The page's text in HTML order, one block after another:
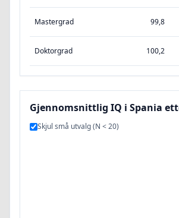
Mastergrad 99,8
Doktorgrad 100,2
Gjennomsnittlig IQ i Spania
Skjul små utvalg (N < 20)